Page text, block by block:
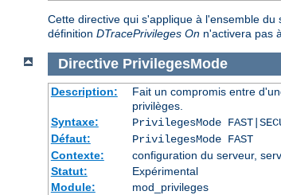
Cette directive qui s'applique à l'ensemble
définition DTracePrivileges On n'activera pas
Directive PrivilegesMode
Description:
Fait un compromis entre
privilèges.
Syntaxe:
PrivilegesMode
Défaut:
PrivilegesMode FAST
Contexte:
configuration du serveur,
Statut:
Expérimental
Module:
mod_privileges